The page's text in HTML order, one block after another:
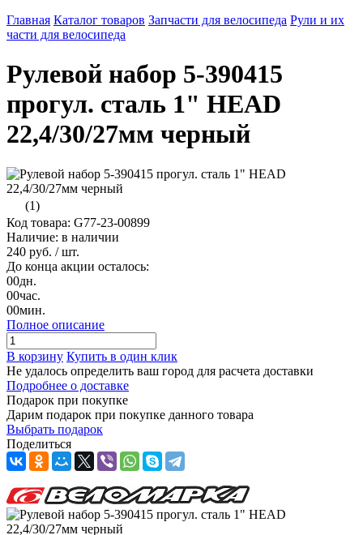
Главная Каталог товаров Запчасти для велосипеда Рули и их
части для велосипеда
Рулевой набор 5-390415
прогул. сталь 1" HEAD
22,4/30/27мм черный
(1)
Код товара: G77-23-00899
Наличие: в наличии
240 руб. / шт.
До конца акции осталось:
00дн.
00час.
00мин.
Полное описание
В корзину Купить в один клик
Не удалось определить ваш город для расчета доставки
Подробнее о доставке
Подарок при покупке
Дарим подарок при покупке данного товара
Выбрать подарок
Поделиться